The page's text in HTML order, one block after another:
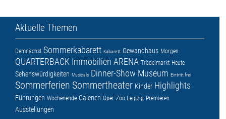
Aktuelle Themen
Demnächst Sommerkabarett Kabarett Gewandhaus Morgen
QUARTERBACK Immobilien ARENA Trödelmarkt Heute
Sehenswürdigkeiten Musicals Dinner-Show Museum Eintritt frei
Sommerferien Sommertheater Kinder Highlights
Führungen Wochenende Galerien Oper Zoo Leipzig Premieren
Ausstellungen